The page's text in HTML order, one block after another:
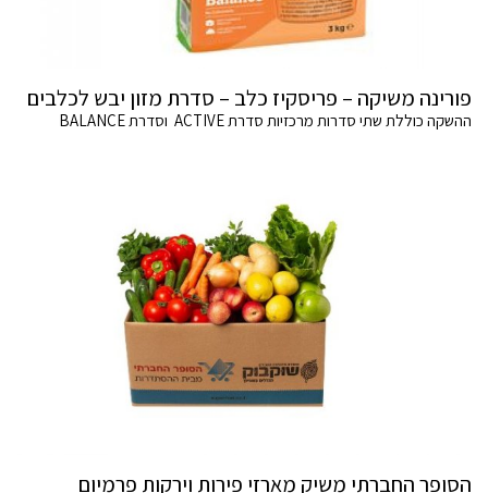
פורינה משיקה – פריסקיז כלב – סדרת מזון יבש לכלבים
ההשקה כוללת שתי סדרות מרכזיות סדרת ACTIVE וסדרת BALANCE
הסופר החברתי משיק מארזי פירות וירקות פרמיום